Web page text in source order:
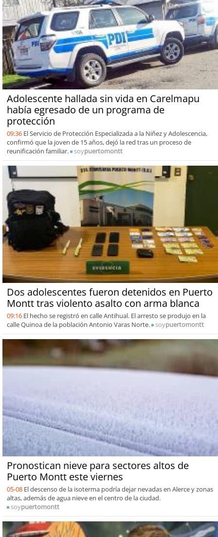
Adolescente hallada sin vida en Carelmapu
había egresado de un programa de
protección
09:36 El Servicio de Protección Especializada a la Niñez y Adolescencia,
confirmó que la joven de 15 años, dejó la red tras un proceso de
reunificación familiar.
soypuertomontt
Dos adolescentes fueron detenidos en Puerto
Montt tras violento asalto con arma blanca
09:16 El hecho se registró en calle Antihual. El arresto se produjo en la
calle Quinoa de la población Antonio Varas Norte.
soypuertomontt
Pronostican nieve para sectores altos de
Puerto Montt este viernes
05-08 El descenso de la isoterma podría dejar nevadas en Alerce y zonas
altas, además de agua nieve en el centro de la ciudad.
soypuertomontt